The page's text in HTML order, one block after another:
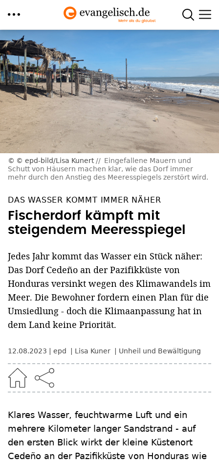
Direkt
zum
Inhalt
© epd-bild/Lisa Kunert
Eingefallene Mauern und
Schutt von Häusern machen klar, wie das Dorf immer
mehr durch den Anstieg des Meeresspiegels zerstört wird.
DAS WASSER KOMMT IMMER NÄHER
Fischerdorf kämpft mit
steigendem Meeresspiegel
Jedes Jahr kommt das Wasser ein Stück näher:
Das Dorf Cedeño an der Pazifikküste von
Honduras versinkt wegen des Klimawandels im
Meer. Die Bewohner fordern einen Plan für die
Umsiedlung - doch die Klimaanpassung hat in
dem Land keine Priorität.
12.08.2023 epd Lisa Kuner Unheil und Bewältigung
Klares Wasser, feuchtwarme Luft und ein
mehrere Kilometer langer Sandstrand - auf
den ersten Blick wirkt der kleine Küstenort
Cedeño an der Pazifikküste von Honduras wie